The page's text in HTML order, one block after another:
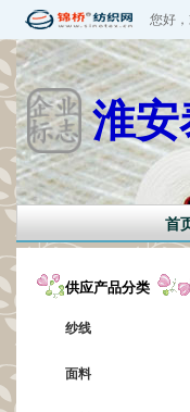
您好
淮
首
供应产品分类
纱线
面料